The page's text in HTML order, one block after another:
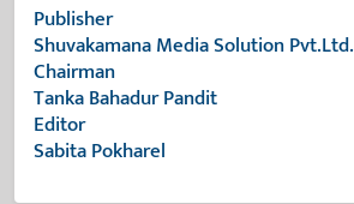
Publisher
Shuvakamana Media Solution Pvt.Ltd.
Chairman
Tanka Bahadur Pandit
Editor
Sabita Pokharel